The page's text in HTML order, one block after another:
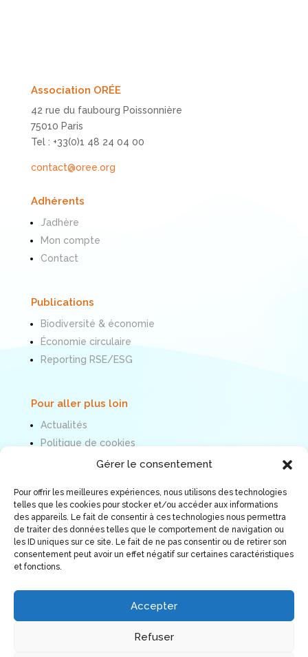
Gérer le consentement
Pour offrir les meilleures expériences, nous utilisons des technologies
telles que les cookies pour stocker et/ou accéder aux informations
des appareils. Le fait de consentir à ces technologies nous permettra
de traiter des données telles que le comportement de navigation ou
les ID uniques sur ce site. Le fait de ne pas consentir ou de retirer son
consentement peut avoir un effet négatif sur certaines caractéristiques
et fonctions.
Accepter
Refuser
Association ORÉE
42 rue du faubourg Poissonnière
75010 Paris
Tel : +33(0)1 48 24 04 00
contact@oree.org
Adhérents
J’adhère
Mon compte
Contact
Publications
Biodiversité & économie
Économie circulaire
Reporting RSE/ESG
Pour aller plus loin
Actualités
Politique de cookies
Mentions légales
Nous suivre